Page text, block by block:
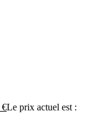
€Le prix actuel est :